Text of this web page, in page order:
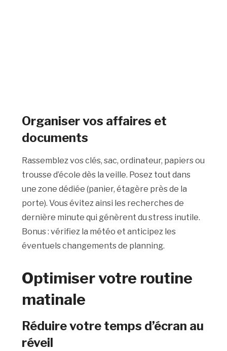
Organiser vos affaires et
documents
Rassemblez vos clés, sac, ordinateur, papiers ou
trousse d’école dès la veille. Posez tout dans
une zone dédiée (panier, étagère près de la
porte). Vous évitez ainsi les recherches de
dernière minute qui génèrent du stress inutile.
Bonus : vérifiez la météo et anticipez les
éventuels changements de planning.
Optimiser votre routine
matinale
Réduire votre temps d’écran au
réveil